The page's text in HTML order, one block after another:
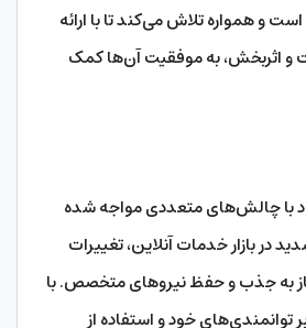
و همواره تلاش می‌کند تا با ارائه
و اثربخش، به موفقیت آن‌ها کمک
با چالش‌های متعددی مواجه شده
در بازار خدمات آنلاین، تغییرات
به جذب و حفظ نیروهای متخصص. با
توانمندی‌های خود و استفاده از